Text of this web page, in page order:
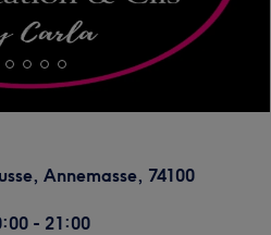
, Annemasse, 74100
- 21:00